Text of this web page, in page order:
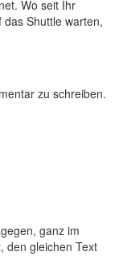
Wo seit Ihr
Shuttle warten,
zu schreiben.
ganz im
den gleichen Text